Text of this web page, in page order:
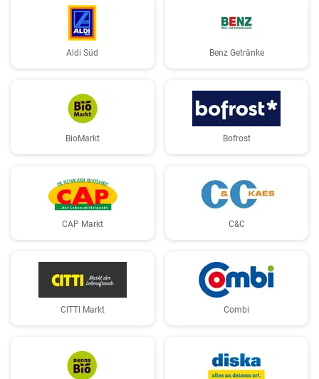
Aldi Süd Benz Getränke
BioMarkt Bofrost
CAP Markt C&C
CITTI Markt Combi